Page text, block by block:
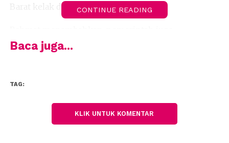
Barat kelak di sejumlah kejuaraan.
menjanjikan kepada seluruh atlet di Kota Bekasi
diberikan bonus apalabila menyumbangkan medali
pada 2018 mendatang. Saat ini, Porda baru akan
berjuang berhak atas penghargaan dari
CONTINUE READING
Baca juga...
TAG:
KLIK UNTUK KOMENTAR